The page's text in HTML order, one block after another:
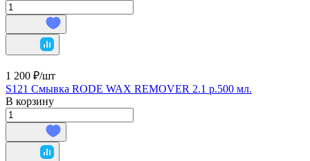
1 200 ₽/шт
S121 Смывка RODE WAX REMOVER 2.1 р.500 мл.
В корзину